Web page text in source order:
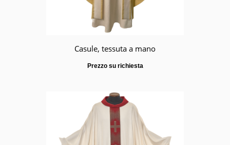
Casule, tessuta a mano
Prezzo su richiesta